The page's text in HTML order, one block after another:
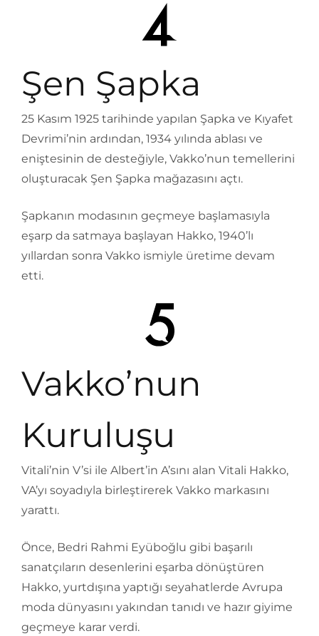
Şen Şapka
25 Kasım 1925 tarihinde yapılan Şapka ve Kıyafet
Devrimi’nin ardından, 1934 yılında ablası ve
eniştesinin de desteğiyle, Vakko’nun temellerini
oluşturacak Şen Şapka mağazasını açtı.
Şapkanın modasının geçmeye başlamasıyla
eşarp da satmaya başlayan Hakko, 1940’lı
yıllardan sonra Vakko ismiyle üretime devam
etti.
Vakko’nun
Kuruluşu
Vitali’nin V’si ile Albert’in A’sını alan Vitali Hakko,
VA’yı soyadıyla birleştirerek Vakko markasını
yarattı.
Önce, Bedri Rahmi Eyüboğlu gibi başarılı
sanatçıların desenlerini eşarba dönüştüren
Hakko, yurtdışına yaptığı seyahatlerde Avrupa
moda dünyasını yakından tanıdı ve hazır giyime
geçmeye karar verdi.